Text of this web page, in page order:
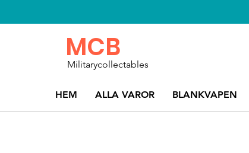
HEM ALLA VAROR BLANKVAPEN
MCB
Militarycollectables